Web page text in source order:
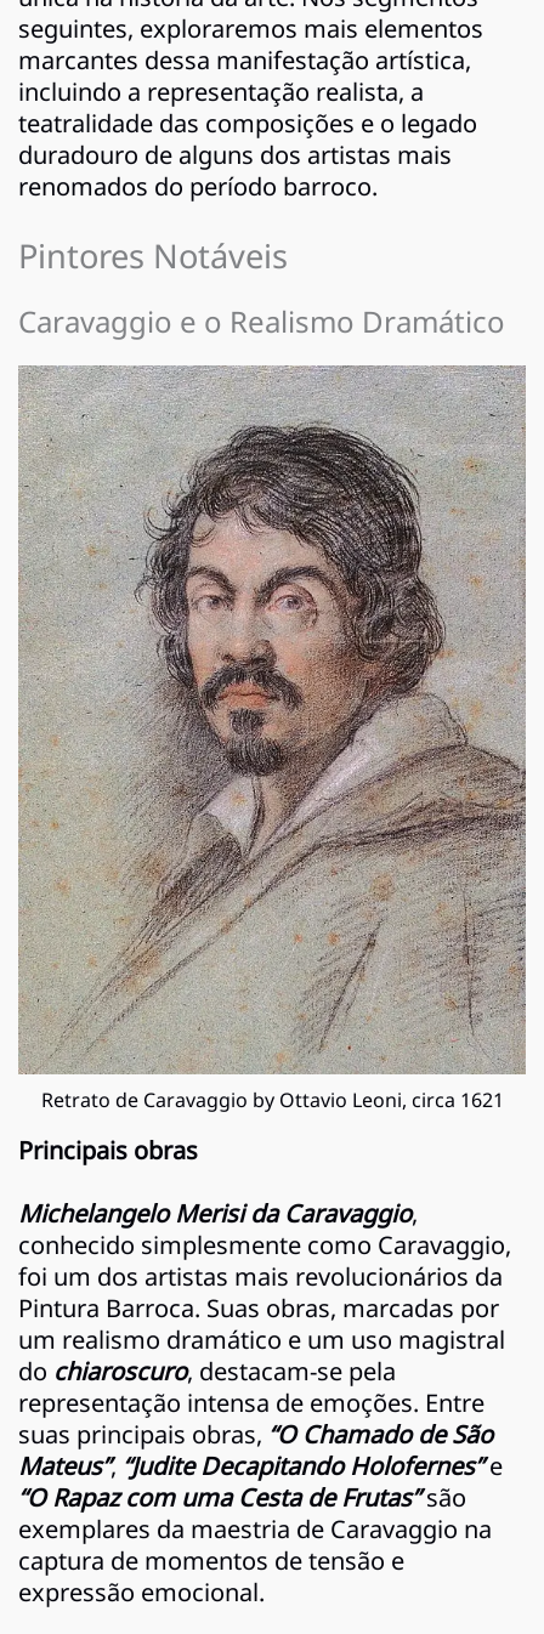
seguintes, exploraremos mais elementos
marcantes dessa manifestação artística,
incluindo a representação realista, a
teatralidade das composições e o legado
duradouro de alguns dos artistas mais
renomados do período barroco.
Pintores Notáveis
Caravaggio e o Realismo Dramático
Retrato de Caravaggio by Ottavio Leoni, circa 1621
Principais obras
Michelangelo Merisi da Caravaggio,
conhecido simplesmente como Caravaggio,
foi um dos artistas mais revolucionários da
Pintura Barroca. Suas obras, marcadas por
um realismo dramático e um uso magistral
do chiaroscuro, destacam-se pela
representação intensa de emoções. Entre
suas principais obras, “O Chamado de São
Mateus”, “Judite Decapitando Holofernes”e
“O Rapaz com uma Cesta de Frutas”são
exemplares da maestria de Caravaggio na
captura de momentos de tensão e
expressão emocional.